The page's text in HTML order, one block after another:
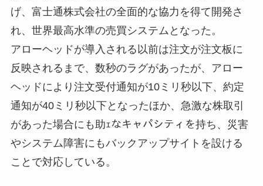
げ、富士通株式会社の全面的な協力を得て開発さ
れ、世界最高水準の売買システムとなった。
アローヘッドが導入される以前は注文が注文板に
反映されるまで、数秒のラグがあったが、アロー
ヘッドにより注文受付通知が10ミリ秒以下、約定
通知が40ミリ秒以下となったほか、急激な株取引
があった場合にも助ｪなキャパシティを持ち、災害
やシステム障害にもバックアップサイトを設ける
ことで対応している。